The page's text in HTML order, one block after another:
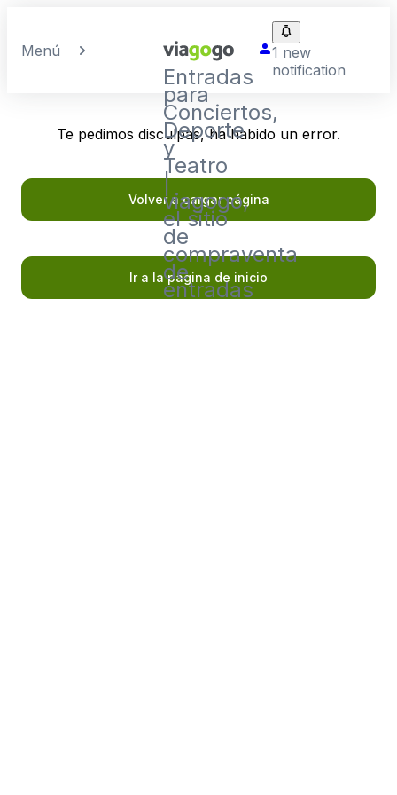
Menú
Entradas
para
Conciertos,
Deporte
y
Teatro
|
viagogo,
el sitio
de
compraventa
de
entradas
1 new
notification
Te pedimos disculpas, ha habido un error.
Volver a cargar página
Ir a la página de inicio